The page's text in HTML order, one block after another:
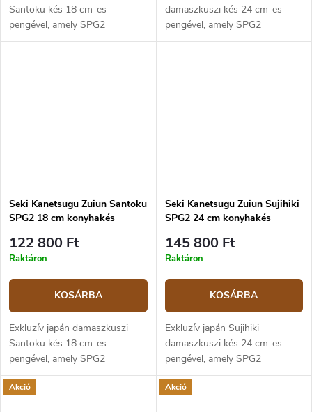
Santoku kés 18 cm-es
pengével, amely SPG2
poracélból készült.
damaszkuszi kés 24 cm-es
pengével, amely SPG2
poracélból készült.
Seki Kanetsugu Zuiun Santoku
SPG2 18 cm konyhakés
122 800 Ft
Raktáron
KOSÁRBA
Exkluzív japán damaszkuszi
Santoku kés 18 cm-es
pengével, amely SPG2
poracélból készült.
Seki Kanetsugu Zuiun Sujihiki
SPG2 24 cm konyhakés
145 800 Ft
Raktáron
KOSÁRBA
Exkluzív japán Sujihiki
damaszkuszi kés 24 cm-es
pengével, amely SPG2
poracélból készült.
Akció Akció